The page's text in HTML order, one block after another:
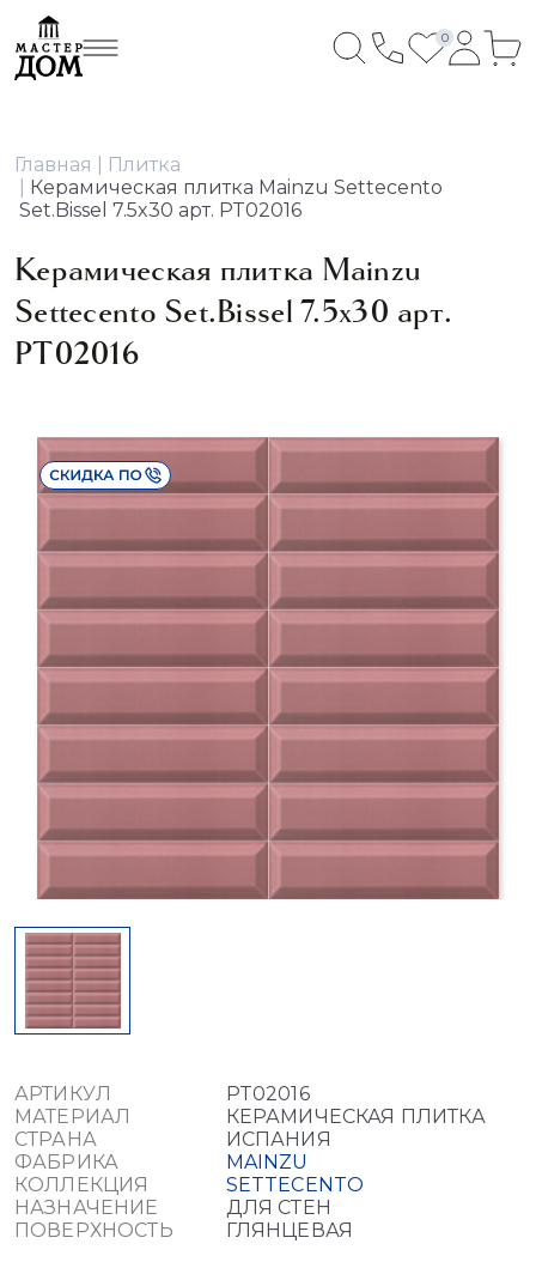
0
Главная
Плитка
Керамическая плитка Mainzu Settecento
Set.Bissel 7.5x30 арт. PT02016
Керамическая плитка Mainzu
Settecento Set.Bissel 7.5x30 арт.
PT02016
АРТИКУЛ
PT02016
МАТЕРИАЛ
КЕРАМИЧЕСКАЯ ПЛИТКА
СТРАНА
ИСПАНИЯ
ФАБРИКА
MAINZU
КОЛЛЕКЦИЯ
SETTECENTO
НАЗНАЧЕНИЕ
ДЛЯ СТЕН
ПОВЕРХНОСТЬ
ГЛЯНЦЕВАЯ